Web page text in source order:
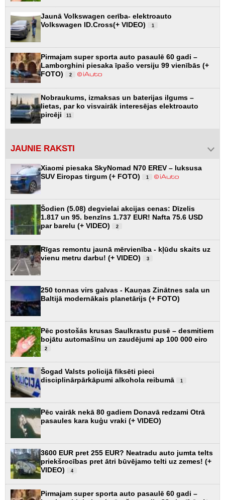
Jaunā Volkswagen cerība- elektroauto
Volkswagen ID.Cross(+ VIDEO)
1
Pirmajam super sporta auto pasaulē 60 gadi –
Lamborghini piesaka īpašo versiju 99 vienībās (+
FOTO)
2
Nobraukums, izmaksas un baterijas ilgums –
lietas, par ko visvairāk interesējas elektroauto
pircēji
11
JAUNIE RAKSTI
Xiaomi piesaka SkyNomad N70 EREV – luksusa
SUV Eiropas tirgum (+ FOTO)
1
Šodien (5.08) degvielai akcijas cenas: Dīzelis
1.817 un 95. benzīns 1.737 EUR! Nafta 75.6 USD
par barelu (+ VIDEO)
2
Rīgas remontu jaunā mērvienība - kļūdu skaits uz
vienu metru darbu! (+ VIDEO)
3
250 tonnas virs galvas - Kauņas Zinātnes sala un
Baltijā modernākais planetārijs (+ FOTO)
Pēc postošās krusas Saulkrastu pusē – desmitiem
bojātu automašīnu un zaudējumi ap 100 000 eiro
2
Šogad Valsts policijā fiksēti pieci
disciplinārpārkāpumi alkohola reibumā
1
Pēc vairāk nekā 80 gadiem Donavā redzami Otrā
pasaules kara kuģu vraki (+ VIDEO)
3600 EUR pret 255 EUR? Neatradu auto jumta telts
priekšrocības pret ātri būvējamo telti uz zemes! (+
VIDEO)
4
Pirmajam super sporta auto pasaulē 60 gadi –